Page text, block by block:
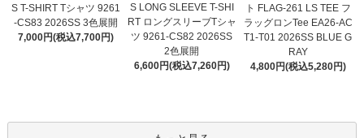
S T-SHIRT Tシャツ 9261
-CS83 2026SS 3色展開
7,000円(税込7,700円)
S LONG SLEEVE T-SHI
RT ロングスリーブTシャ
ツ 9261-CS82 2026SS
2色展開
6,600円(税込7,260円)
ト FLAG-261 LS TEE フ
ラッグロンTee EA26-AC
T1-T01 2026SS BLUE G
RAY
4,800円(税込5,280円)